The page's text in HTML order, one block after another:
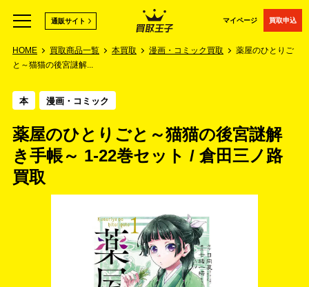
マイページ 買取申込
通販サイト
HOME 買取商品一覧 本買取 漫画・コミック買取
薬屋のひとりご
と～猫猫の後宮謎解...
本 漫画・コミック
薬屋のひとりごと～猫猫の後宮謎解
き手帳～ 1-22巻セット / 倉田三ノ路
買取